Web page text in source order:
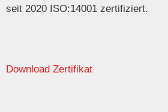
seit 2020 ISO:14001 zertifiziert.
Download Zertifikat